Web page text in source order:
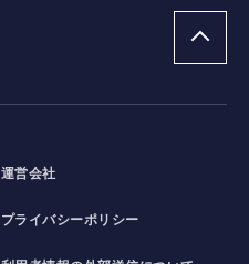
運営会社
プライバシーポリシー